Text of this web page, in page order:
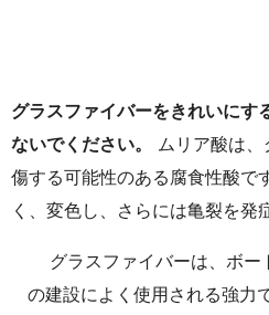
グラスファイバーをきれいにす
ないでください。
ムリア酸は
傷する可能性のある腐食性酸で
く、変色し、さらには亀裂を発
グラスファイバーは、ボ
の建設によく使用される強力